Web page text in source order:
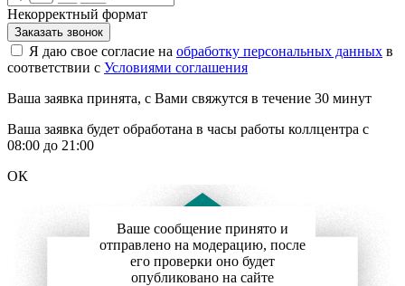
Некорректный формат
Заказать звонок
Я даю свое согласие на обработку персональных данных в
соответствии с Условиями соглашения
Ваша заявка принята, с Вами свяжутся в течение 30 минут
Ваша заявка будет обработана в часы работы коллцентра с
08:00 до 21:00
ОК
Ваше сообщение принято и
отправлено на модерацию, после
его проверки оно будет
опубликовано на сайте